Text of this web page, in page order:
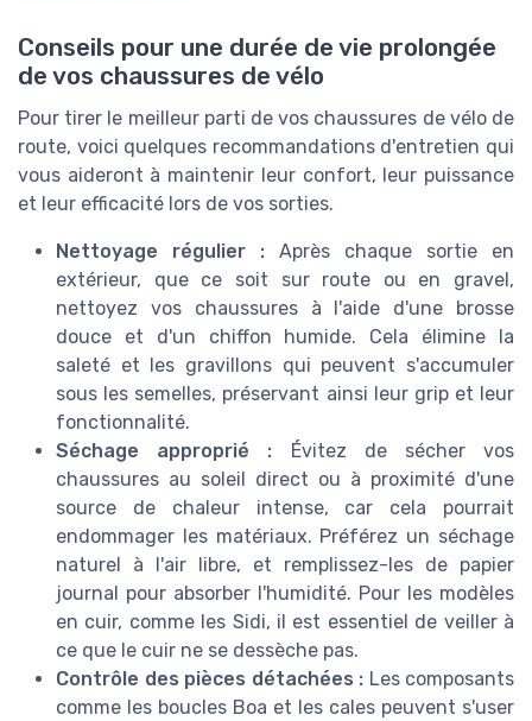
Conseils pour une durée de vie prolongée
de vos chaussures de vélo
Pour tirer le meilleur parti de vos chaussures de vélo de
route, voici quelques recommandations d'entretien qui
vous aideront à maintenir leur confort, leur puissance
et leur efficacité lors de vos sorties.
Nettoyage régulier : Après chaque sortie en
extérieur, que ce soit sur route ou en gravel,
nettoyez vos chaussures à l'aide d'une brosse
douce et d'un chiffon humide. Cela élimine la
saleté et les gravillons qui peuvent s'accumuler
sous les semelles, préservant ainsi leur grip et leur
fonctionnalité.
Séchage approprié : Évitez de sécher vos
chaussures au soleil direct ou à proximité d'une
source de chaleur intense, car cela pourrait
endommager les matériaux. Préférez un séchage
naturel à l'air libre, et remplissez-les de papier
journal pour absorber l'humidité. Pour les modèles
en cuir, comme les Sidi, il est essentiel de veiller à
ce que le cuir ne se dessèche pas.
Contrôle des pièces détachées : Les composants
comme les boucles Boa et les cales peuvent s'user